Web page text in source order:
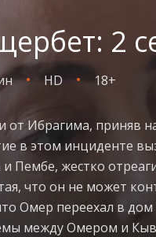
2
HD 18+
Ибрагима, приняв
в этом инциденте
Пембе, жестко
что он не может
Омер переехал в
между Омером и